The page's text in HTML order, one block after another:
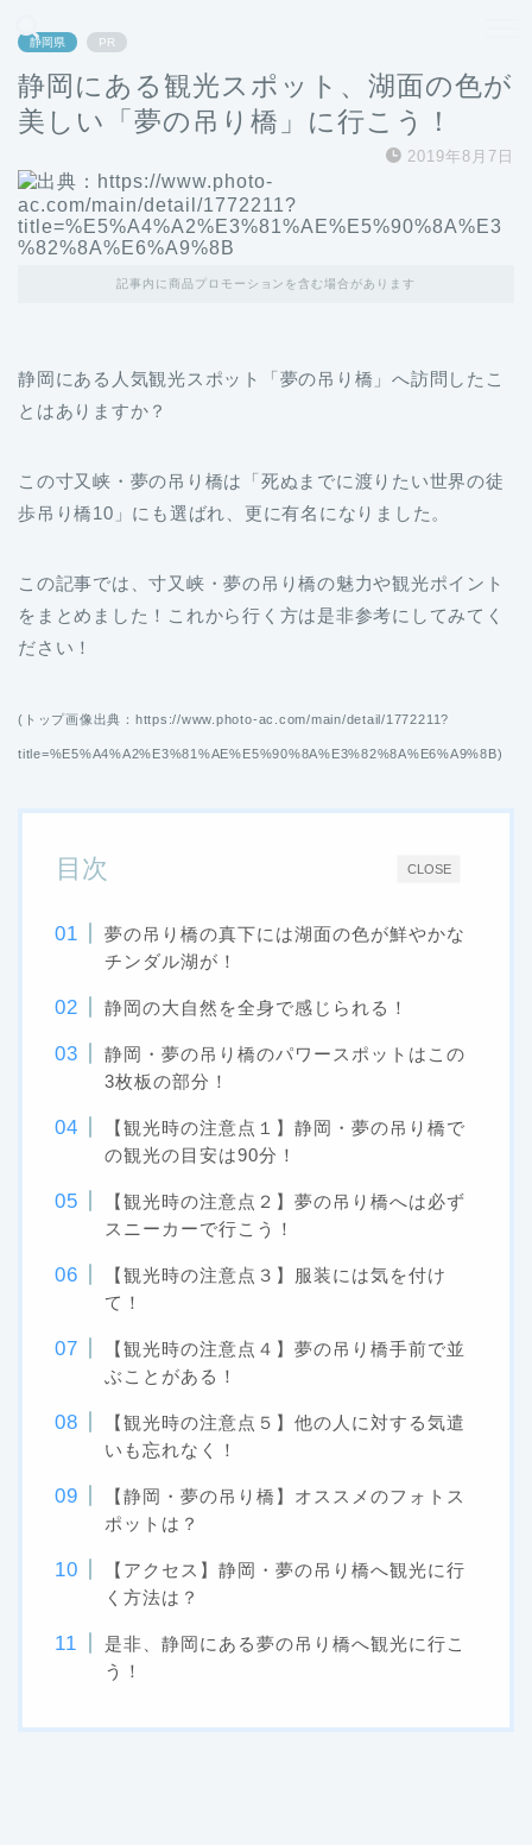
静岡県 PR
静岡にある観光スポット、湖面の色が
美しい「夢の吊り橋」に行こう！
2019年8月7日
記事内に商品プロモーションを含む場合があります
静岡にある人気観光スポット「夢の吊り橋」へ訪問したこ
とはありますか？
この寸又峡・夢の吊り橋は「死ぬまでに渡りたい世界の徒
歩吊り橋10」にも選ばれ、更に有名になりました。
この記事では、寸又峡・夢の吊り橋の魅力や観光ポイント
をまとめました！これから行く方は是非参考にしてみてく
ださい！
(トップ画像出典：https://www.photo-ac.com/main/detail/1772211?
title=%E5%A4%A2%E3%81%AE%E5%90%8A%E3%82%8A%E6%A9%8B)
CLOSE
目次
夢の吊り橋の真下には湖面の色が鮮やかな
チンダル湖が！
静岡の大自然を全身で感じられる！
静岡・夢の吊り橋のパワースポットはこの
3枚板の部分！
【観光時の注意点１】静岡・夢の吊り橋で
の観光の目安は90分！
【観光時の注意点２】夢の吊り橋へは必ず
スニーカーで行こう！
【観光時の注意点３】服装には気を付け
て！
【観光時の注意点４】夢の吊り橋手前で並
ぶことがある！
【観光時の注意点５】他の人に対する気遣
いも忘れなく！
【静岡・夢の吊り橋】オススメのフォトス
ポットは？
【アクセス】静岡・夢の吊り橋へ観光に行
く方法は？
是非、静岡にある夢の吊り橋へ観光に行こ
う！